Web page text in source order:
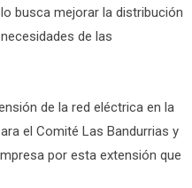
busca mejorar la distribución
de las
de la red eléctrica en la
el Comité Las Bandurrias y
por esta extensión que